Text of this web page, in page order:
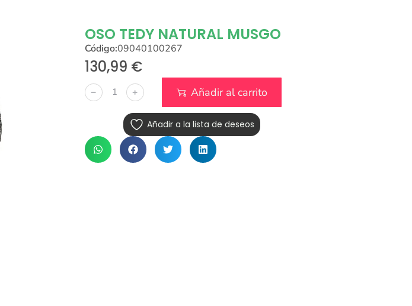
OSO TEDY NATURAL MUSGO
Código:09040100267
130,99 €
﹣ ﹢ Añadir al carrito
Añadir a la lista de deseos